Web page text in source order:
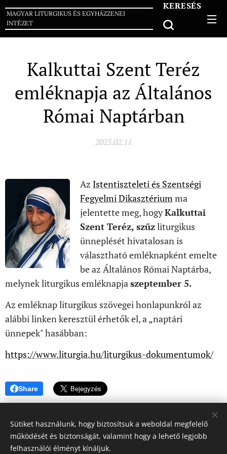
MAGYAR LITURGIKUS ÉS EGYHÁZZENEI
INTÉZET
KERESÉS
Kalkuttai Szent Teréz
emléknapja az Általános
Római Naptárban
2025.02.11
Az Istentiszteleti és Szentségi
Fegyelmi Dikasztériumma
jelentette meg, hogyKalkuttai
Szent Teréz, szűzliturgikus
ünneplését hivatalosan is
választható emléknapként emelte
be az Általános Római Naptárba,
melynek liturgikus emléknapjaszeptember 5.
Az emléknap liturgikus szövegei honlapunkról az
alábbi linken keresztül érhetők el, a „naptári
ünnepek" hasábban:
https://www.liturgia.hu/liturgikus-dokumentumok/
Share
Sütiket használunk, hogy biztosítsuk a weboldal megfelelő
működését és biztonságát, valamint hogy a lehető legjobb
felhasználói élményt kínáljuk.